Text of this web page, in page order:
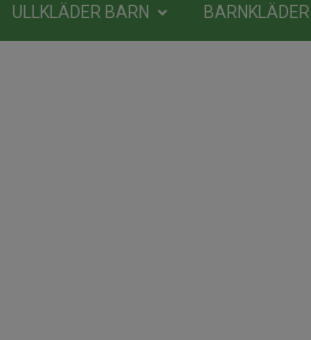
ULLKLÄDER BARN BARNKLÄDER